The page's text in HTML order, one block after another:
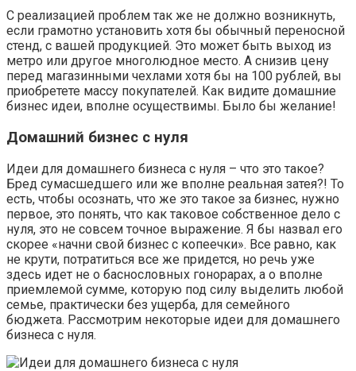
С реализацией проблем так же не должно возникнуть,
если грамотно установить хотя бы обычный переносной
стенд, с вашей продукцией. Это может быть выход из
метро или другое многолюдное место. А снизив цену
перед магазинными чехлами хотя бы на 100 рублей, вы
приобретете массу покупателей. Как видите домашние
бизнес идеи, вполне осуществимы. Было бы желание!
Домашний бизнес с нуля
Идеи для домашнего бизнеса с нуля – что это такое?
Бред сумасшедшего или же вполне реальная затея?! То
есть, чтобы осознать, что же это такое за бизнес, нужно
первое, это понять, что как таковое собственное дело с
нуля, это не совсем точное выражение. Я бы назвал его
скорее «начни свой бизнес с копеечки». Все равно, как
не крути, потратиться все же придется, но речь уже
здесь идет не о баснословных гонорарах, а о вполне
приемлемой сумме, которую под силу выделить любой
семье, практически без ущерба, для семейного
бюджета. Рассмотрим некоторые идеи для домашнего
бизнеса с нуля.